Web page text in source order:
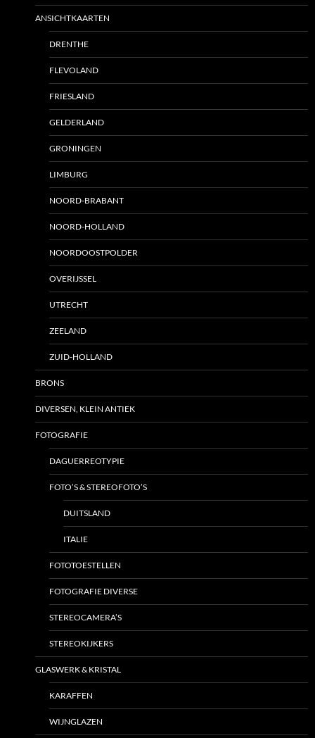
ANSICHTKAARTEN
DRENTHE
FLEVOLAND
FRIESLAND
GELDERLAND
GRONINGEN
LIMBURG
NOORD-BRABANT
NOORD-HOLLAND
NOORDOOSTPOLDER
OVERIJSSEL
UTRECHT
ZEELAND
ZUID-HOLLAND
BRONS
DIVERSEN, KLEIN ANTIEK
FOTOGRAFIE
DAGUERREOTYPIE
FOTO’S & STEREOFOTO’S
DUITSLAND
ITALIE
FOTOTOESTELLEN
FOTOGRAFIE DIVERSE
STEREOCAMERA’S
STEREOKIJKERS
GLASWERK & KRISTAL
KARAFFEN
WIJNGLAZEN